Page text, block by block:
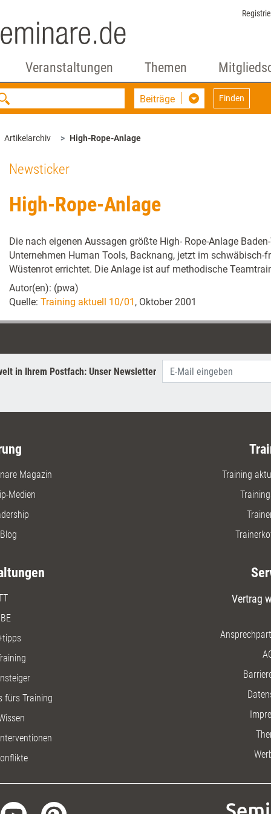
Veranstaltungen Themen
Beiträge Finden
Artikelarchiv High-Rope-Anlage
Newsticker
High-Rope-Anlage
Die nach eigenen Aussagen größte High- Rope-Anlage
Unternehmen Human Tools, Backnang, jetzt im schwäbisch-
Wüstenrot errichtet. Die Anlage ist auf methodische
Autor(en): (pwa)
Quelle: Training aktuell 10/01 , Oktober 2001
in Ihrem Postfach: Unser Newsletter
Magazin
Medien
Training
fürs Training
Vertrag